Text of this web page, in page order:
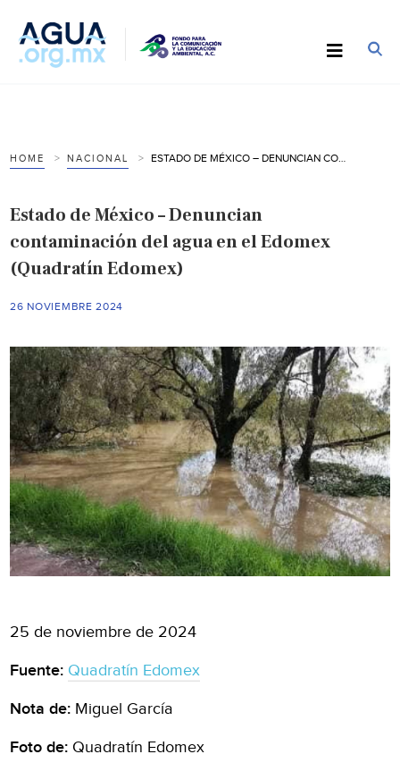
HOME NACIONAL
Estado de México – Denuncian
contaminación del agua en el Edomex
(Quadratín Edomex)
26 NOVIEMBRE 2024
25 de noviembre de 2024
Fuente: Quadratín Edomex
Nota de: Miguel García
Foto de: Quadratín Edomex